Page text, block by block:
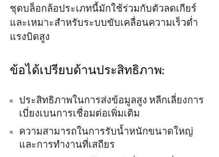
ชุดบล็อกล้อประเภทนี้มักใช้ร่วมกับตัวลดเกียร์
และเหมาะสำหรับระบบขับเคลื่อนความเร็วต่ำ
แรงบิดสูง
ข้อได้เปรียบด้านประสิทธิภาพ:
ประสิทธิภาพในการส่งข้อมูลสูง หลีกเลี่ยงการ
เบี่ยงเบนการเชื่อมต่อเพิ่มเติม
ความสามารถในการรับน้ำหนักขนาดใหญ่
และการทำงานที่เสถียร